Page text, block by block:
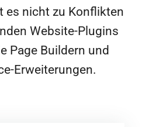
es nicht zu Konflikten
Website-Plugins
Page Buildern und
Erweiterungen.